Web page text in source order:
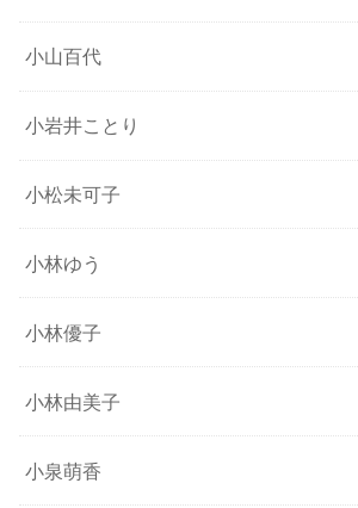
小山百代
小岩井ことり
小松未可子
小林ゆう
小林優子
小林由美子
小泉萌香